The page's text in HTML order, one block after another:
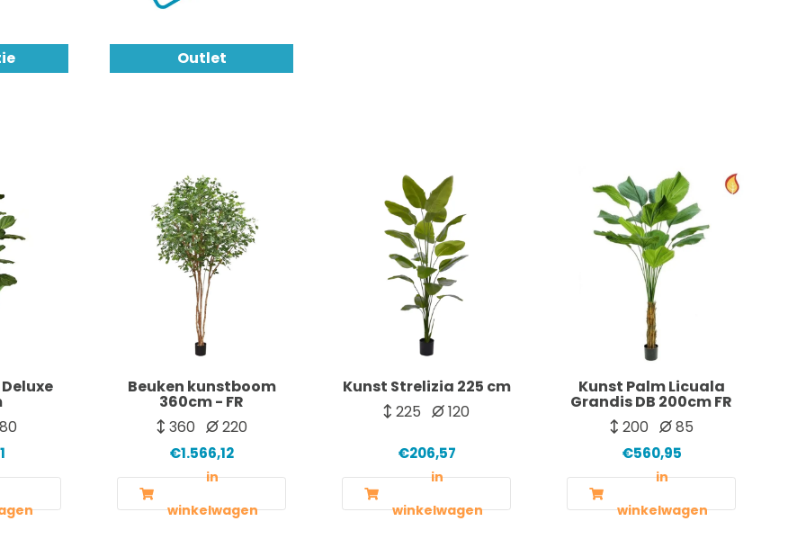
Outlet
Beuken kunstboom
360cm - FR
360
220
€1.566,12
in
winkelwagen
Kunst Strelizia 225 cm
225
120
€206,57
in
winkelwagen
Kunst Palm Licuala
Grandis DB 200cm FR
200
85
€560,95
in
winkelwagen